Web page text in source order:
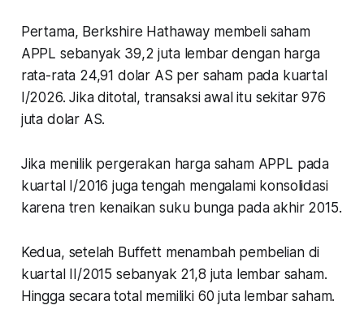
Pertama, Berkshire Hathaway membeli saham
APPL sebanyak 39,2 juta lembar dengan harga
rata-rata 24,91 dolar AS per saham pada kuartal
I/2026. Jika ditotal, transaksi awal itu sekitar 976
juta dolar AS.
Jika menilik pergerakan harga saham APPL pada
kuartal I/2016 juga tengah mengalami konsolidasi
karena tren kenaikan suku bunga pada akhir 2015.
Kedua, setelah Buffett menambah pembelian di
kuartal II/2015 sebanyak 21,8 juta lembar saham.
Hingga secara total memiliki 60 juta lembar saham.